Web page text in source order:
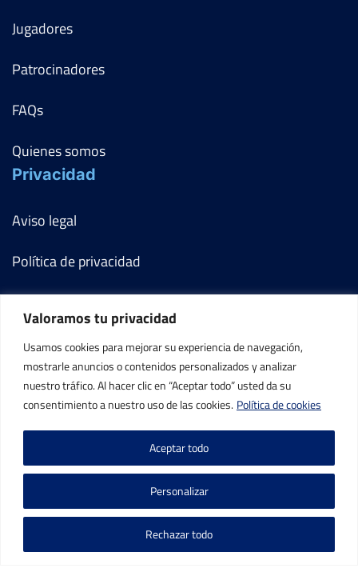
Valoramos tu privacidad
Usamos cookies para mejorar su experiencia de navegación,
mostrarle anuncios o contenidos personalizados y analizar
nuestro tráfico. Al hacer clic en “Aceptar todo” usted da su
consentimiento a nuestro uso de las cookies. Política de cookies
Personalizar
Rechazar todo
Aceptar todo
Jugadores
Patrocinadores
FAQs
Quienes somos
Privacidad
Aviso legal
Política de privacidad
Términos y condiciones
Mi cuenta